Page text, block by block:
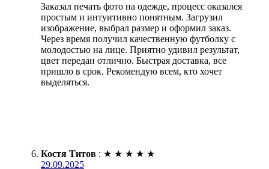
Заказал печать фото на одежде, процесс оказался
простым и интуитивно понятным. Загрузил
изображение, выбрал размер и оформил заказ.
Через время получил качественную футболку с
молодостью на лице. Приятно удивил результат,
цвет передан отлично. Быстрая доставка, все
пришло в срок. Рекомендую всем, кто хочет
выделяться.
Костя Титов : ★ ★ ★ ★ ★
29.09.2025